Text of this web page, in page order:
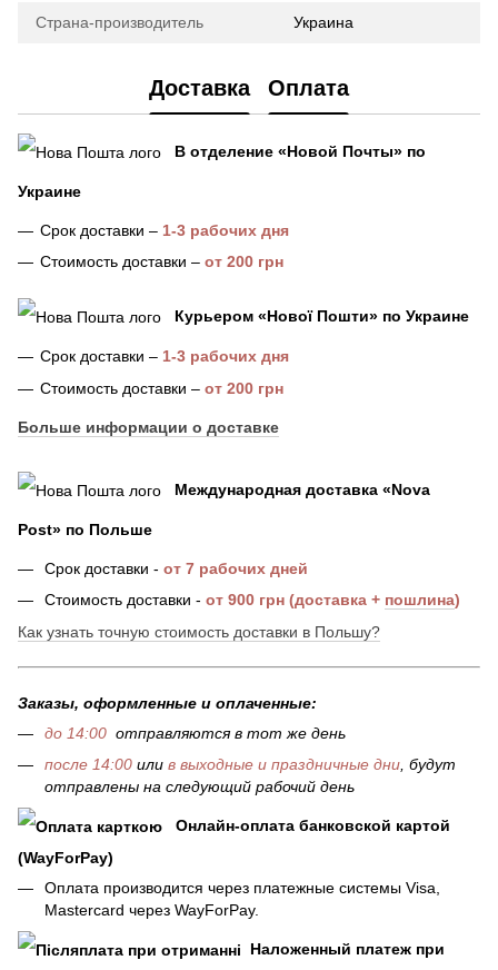
Страна-производитель Украина
Доставка Оплата
В отделение «Новой Почты» по
Украине
Срок доставки – 1-3 рабочих дня
Стоимость доставки – от 200 грн
Курьером «Нової Пошти» по Украине
Срок доставки – 1-3 рабочих дня
Стоимость доставки – от 200 грн
Больше информации о доставке
Международная доставка «Nova
Post» по Польше
Срок доставки - от 7 рабочих дней
Стоимость доставки - от 900 грн (доставка + пошлина)
Как узнать точную стоимость доставки в Польшу?
Заказы, оформленные и оплаченные:
до 14:00 отправляются в тот же день
после 14:00 или в выходные и праздничные дни , будут
отправлены на следующий рабочий день
Онлайн-оплата банковской картой
(WayForPay)
Оплата производится через платежные системы Visa,
Mastercard через WayForPay.
Наложенный платеж при